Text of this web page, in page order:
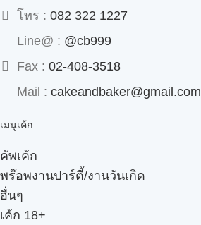
โทร : 082 322 1227
Line@ : @cb999
Fax : 02-408-3518
Mail : cakeandbaker@gmail.com
เมนูเค้ก
คัพเค้ก
พร๊อพงานปาร์ตี้/งานวันเกิด
อื่นๆ
เค้ก 18+